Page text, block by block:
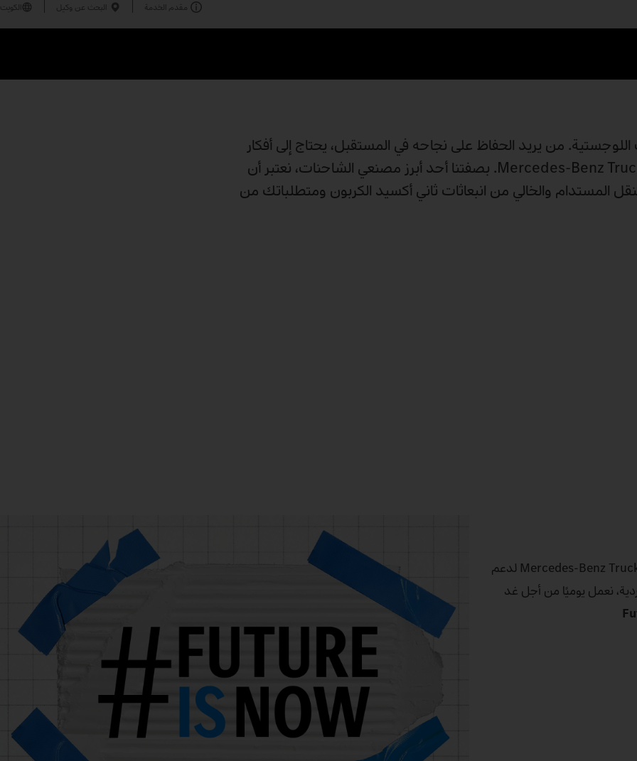
مقدم الخدمة البحث عن وكيل الكويت
من يريد الحفاظ على نجاحه في المستقبل، يحتاج إلى أفكار
جيدة وإبداعات قابلة للتنفيذ - نقطتان يُطبقهما تقليد Mercedes‑Benz Trucks. بصفتنا أحد أبرز مصنعي الشاحنات، نعتبر أن
المستدام والخالي من انبعاثات ثاني أكسيد الكربون ومتطلباتك من
من استخدام الطاقة المتجددة إلى أنظمة المساعدة في القيادة من Mercedes‑Benz Trucks لدعم
نعمل يوميًا من أجل غد